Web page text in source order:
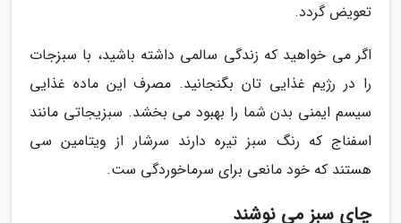
تعویض گردد.
اگر می خواهید که زندگی سالمی داشته باشید، با سبزجات
را در رژیم غذایی تان بگنجانید. مصرف این ماده غذایی
سیسم ایمنی بدن شما را بهبود می بخشد. سبزیجاتی مانند
اسفناج که رنگ سبز تیره دارند سرشار از ویتامین سی
هستند که خود مانعی برای سرماخوردگی ست.
چای سبز می نوشند